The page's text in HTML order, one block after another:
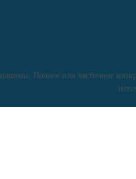
Полное или частичное